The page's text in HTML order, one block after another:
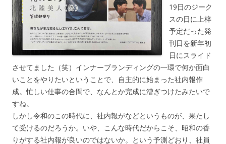
19日のジーク
スの日に上梓
予定だった発
刊日を新年初
日にスライド
させてました（笑）インナーブランディングの一環で何か面白
いことをやりたいということで、自主的に始まった社内報作
成。忙しい仕事の合間で、なんとか完成に漕ぎつけたみたいで
すね。
しかし令和のこの時代に、社内報がなどというものが、果たし
て受けるのだろうか。いや、こんな時代だからこそ、昭和の香
りがする社内報が良いのではないか。という予測どおり、社員